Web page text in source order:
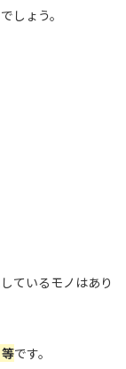
しょう。
ているモノはあり
です。